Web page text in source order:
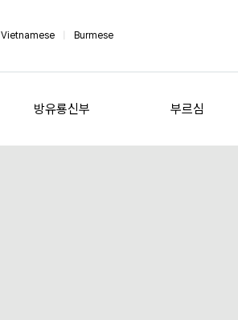
Vietnamese Burmese
방유룡신부 부르심